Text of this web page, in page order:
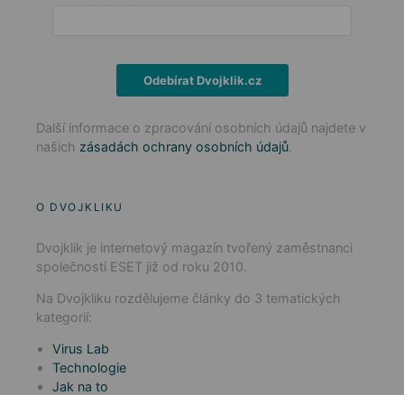
Odebírat Dvojklik.cz
Další informace o zpracování osobních údajů najdete v
našich zásadách ochrany osobních údajů.
O DVOJKLIKU
Dvojklik je internetový magazín tvořený zaměstnanci
společnosti ESET již od roku 2010.
Na Dvojkliku rozdělujeme články do 3 tematických
kategorií:
Virus Lab
Technologie
Jak na to